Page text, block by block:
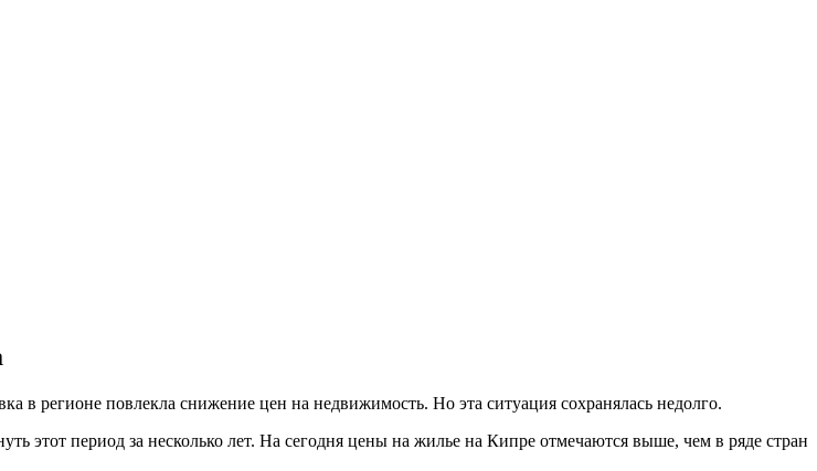
в регионе повлекла снижение цен на недвижимость. Но эта ситуация сохранялась недолго.
этот период за несколько лет. На сегодня цены на жилье на Кипре отмечаются выше, чем в ряде стран